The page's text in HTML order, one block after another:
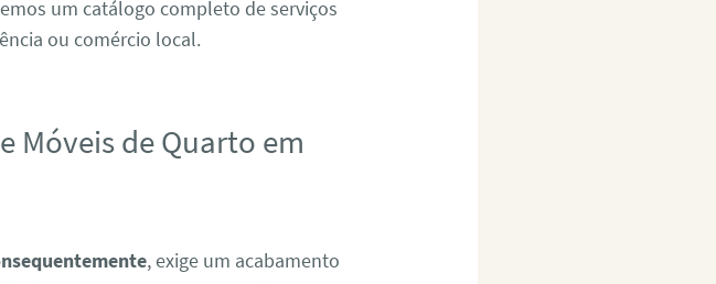
um catálogo completo de serviços
ou comércio local.
Móveis de Quarto em
, exige um acabamento